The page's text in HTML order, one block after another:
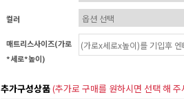
컬러
매트리스사이즈(가로
*세로*높이)
추가구성상품(추가로 구매를 원하시면 선택 해 주